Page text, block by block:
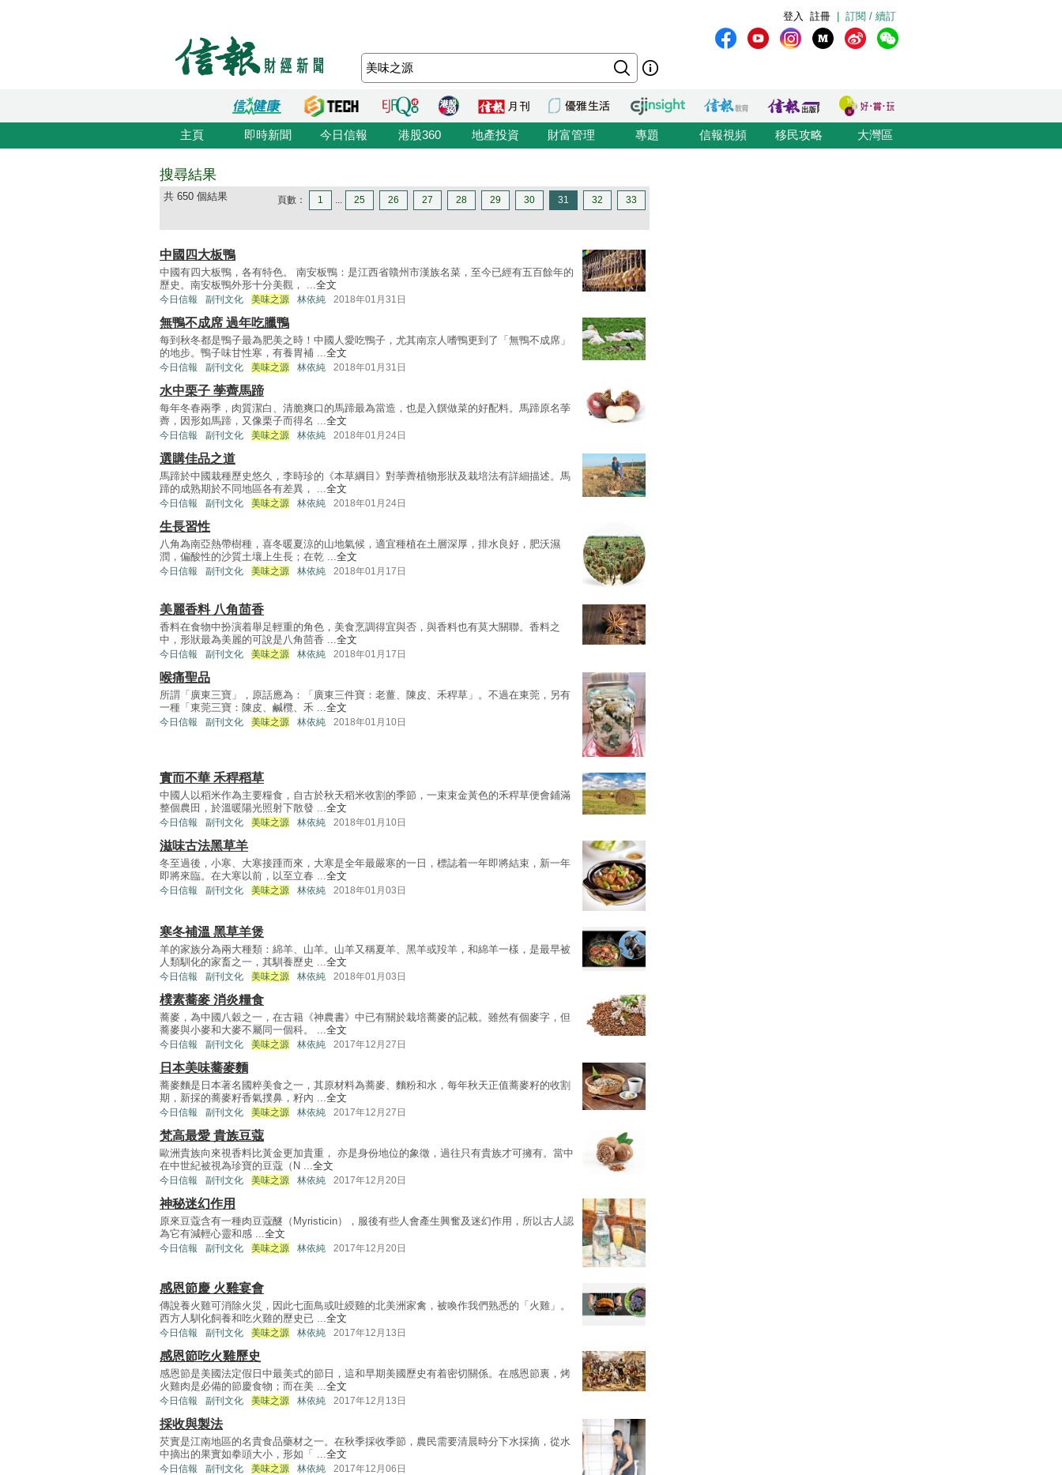
訂閱 / 續訂
註冊
登入
主頁 即時新聞 今日信報 港股360 地產投資 財富管理 專題 信報視頻 移民攻略 大灣區
搜尋結果
共 650 個結果 頁數： 1 ... 25 26 27 28 29 30 31 32 33
中國四大板鴨
中國有四大板鴨，各有特色。 南安板鴨：是江西省贛州市漢族名菜，至今已經有五百餘年的
歷史。南安板鴨外形十分美觀， ...全文
今日信報 副刊文化 美味之源 林依純 2018年01月31日
無鴨不成席 過年吃臘鴨
每到秋冬都是鴨子最為肥美之時！中國人愛吃鴨子，尤其南京人嗜鴨更到了「無鴨不成席」
的地步。鴨子味甘性寒，有養胃補 ...全文
今日信報 副刊文化 美味之源 林依純 2018年01月31日
水中栗子 荸薺馬蹄
每年冬春兩季，肉質潔白、清脆爽口的馬蹄最為當造，也是入饌做菜的好配料。馬蹄原名荸
薺，因形如馬蹄，又像栗子而得名 ...全文
今日信報 副刊文化 美味之源 林依純 2018年01月24日
選購佳品之道
馬蹄於中國栽種歷史悠久，李時珍的《本草綱目》對荸薺植物形狀及栽培法有詳細描述。馬
蹄的成熟期於不同地區各有差異， ...全文
今日信報 副刊文化 美味之源 林依純 2018年01月24日
生長習性
八角為南亞熱帶樹種，喜冬暖夏涼的山地氣候，適宜種植在土層深厚，排水良好，肥沃濕
潤，偏酸性的沙質土壤上生長；在乾 ...全文
今日信報 副刊文化 美味之源 林依純 2018年01月17日
美麗香料 八角茴香
香料在食物中扮演着舉足輕重的角色，美食烹調得宜與否，與香料也有莫大關聯。香料之
中，形狀最為美麗的可說是八角茴香 ...全文
今日信報 副刊文化 美味之源 林依純 2018年01月17日
喉痛聖品
所謂「廣東三寶」，原話應為：「廣東三件寶：老薑、陳皮、禾稈草」。不過在東莞，另有
一種「東莞三寶：陳皮、鹹欖、禾 ...全文
今日信報 副刊文化 美味之源 林依純 2018年01月10日
實而不華 禾稈稻草
中國人以稻米作為主要糧食，自古於秋天稻米收割的季節，一束束金黃色的禾稈草便會鋪滿
整個農田，於溫暖陽光照射下散發 ... 全文
今日信報 副刊文化 美味之源 林依純 2018年01月10日
滋味古法黑草羊
冬至過後，小寒、大寒接踵而來，大寒是全年最嚴寒的一日，標誌着一年即將結束，新一年
即將來臨。在大寒以前，以至立春 ... 全文
今日信報 副刊文化 美味之源 林依純 2018年01月03日
寒冬補溫 黑草羊煲
羊的家族分為兩大種類：綿羊、山羊。山羊又稱夏羊、黑羊或羖羊，和綿羊一樣，是最早被
人類馴化的家畜之一，其馴養歷史 ... 全文
今日信報 副刊文化 美味之源 林依純 2018年01月03日
樸素蕎麥 消炎糧食
蕎麥，為中國八穀之一，在古籍《神農書》中已有關於栽培蕎麥的記載。雖然有個麥字，但
蕎麥與小麥和大麥不屬同一個科。 ... 全文
今日信報 副刊文化 美味之源 林依純 2017年12月27日
日本美味蕎麥麵
蕎麥麵是日本著名國粹美食之一，其原材料為蕎麥、麵粉和水，每年秋天正值蕎麥籽的收割
期，新採的蕎麥籽香氣撲鼻，籽內 ... 全文
今日信報 副刊文化 美味之源 林依純 2017年12月27日
梵高最愛 貴族豆蔻
歐洲貴族向來視香料比黃金更加貴重， 亦是身份地位的象徵，過往只有貴族才可擁有。當中
在中世紀被視為珍寶的豆蔻（N ... 全文
今日信報 副刊文化 美味之源 林依純 2017年12月20日
神秘迷幻作用
原來豆蔻含有一種肉豆蔻醚（Myristicin），服後有些人會產生興奮及迷幻作用，所以古人認
為它有減輕心靈和感 ... 全文
今日信報 副刊文化 美味之源 林依純 2017年12月20日
感恩節慶 火雞宴會
傳說養火雞可消除火災，因此七面鳥或吐綬雞的北美洲家禽，被喚作我們熟悉的「火雞」。
西方人馴化飼養和吃火雞的歷史已 ... 全文
今日信報 副刊文化 美味之源 林依純 2017年12月13日
感恩節吃火雞歷史
感恩節是美國法定假日中最美式的節日，這和早期美國歷史有着密切關係。在感恩節裏，烤
火雞肉是必備的節慶食物；而在美 ... 全文
今日信報 副刊文化 美味之源 林依純 2017年12月13日
採收與製法
芡實是江南地區的名貴食品藥材之一。在秋季採收季節，農民需要清晨時分下水採摘，從水
中摘出的果實如拳頭大小，形如「 ... 全文
今日信報 副刊文化 美味之源 林依純 2017年12月06日